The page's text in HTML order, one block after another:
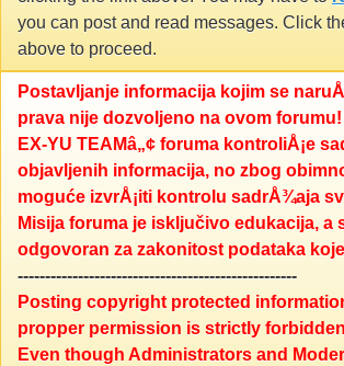
you can post and read messages. Click
above to proceed.
Postavljanje informacija kojim se
prava nije dozvoljeno na ovom
EX-YU TEAMâ„¢ foruma kontroliÅ¡e
objavljenih informacija, no zbog
moguće izvrÅ¡iti kontrolu sadrÅ¾aja
Misija foruma je isključivo edukacija, a
odgovoran za zakonitost podataka
---------------------------------------------------
Posting copyright protected
propper permission is strictly
Even though Administrators and